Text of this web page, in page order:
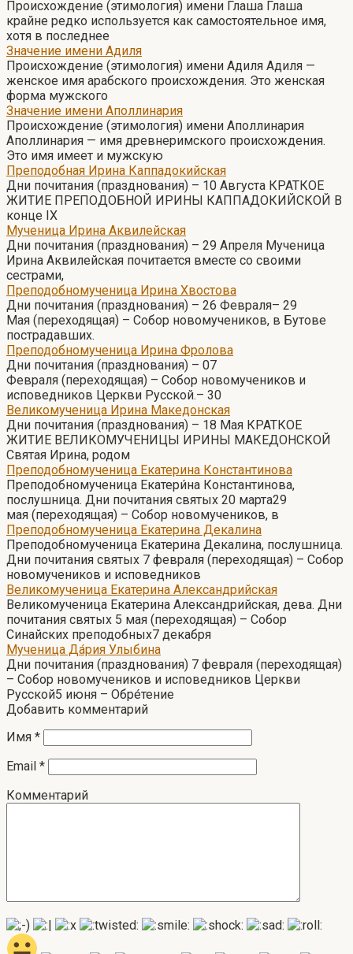
Происхождение (этимология) имени Глаша Глаша
крайне редко используется как самостоятельное имя,
хотя в последнее
Значение имени Адиля
Происхождение (этимология) имени Адиля Адиля —
женское имя арабского происхождения. Это женская
форма мужского
Значение имени Аполлинария
Происхождение (этимология) имени Аполлинария
Аполлинария — имя древнеримского происхождения.
Это имя имеет и мужскую
Преподобная Ирина Каппадокийская
Дни почитания (празднования) – 10 Августа КРАТКОЕ
ЖИТИЕ ПРЕПОДОБНОЙ ИРИНЫ КАППАДОКИЙСКОЙ В
конце IX
Мученица Ирина Аквилейская
Дни почитания (празднования) – 29 Апреля Мученица
Ирина Аквилейская почитается вместе со своими
сестрами,
Преподобномученица Ирина Хвостова
Дни почитания (празднования) – 26 Февраля– 29
Мая (переходящая) – Собор новомучеников, в Бутове
пострадавших.
Преподобномученица Ирина Фролова
Дни почитания (празднования) – 07
Февраля (переходящая) – Собор новомучеников и
исповедников Церкви Русской.– 30
Великомученица Ирина Македонская
Дни почитания (празднования) – 18 Мая КРАТКОЕ
ЖИТИЕ ВЕЛИКОМУЧЕНИЦЫ ИРИНЫ МАКЕДОНСКОЙ
Святая Ирина, родом
Преподобномученица Екатерина Константинова
Преподобномученица Екатери́на Константинова,
послушница. Дни почитания святых 20 марта29
мая (переходящая) – Собор новомучеников, в
Преподобномученица Екатерина Декалина
Преподобномученица Екатерина Декалина, послушница.
Дни почитания святых 7 февраля (переходящая) – Собор
новомучеников и исповедников
Великомученица Екатерина Александрийская
Великомученица Екатерина Александрийская, дева. Дни
почитания святых 5 мая (переходящая) – Собор
Синайских преподобных7 декабря
Мученица Да́рия Улыбина
Дни почитания (празднования) 7 февраля (переходящая)
– Собор новомучеников и исповедников Церкви
Русской5 июня – Обре́тение
Добавить комментарий
Имя *
Email *
Комментарий